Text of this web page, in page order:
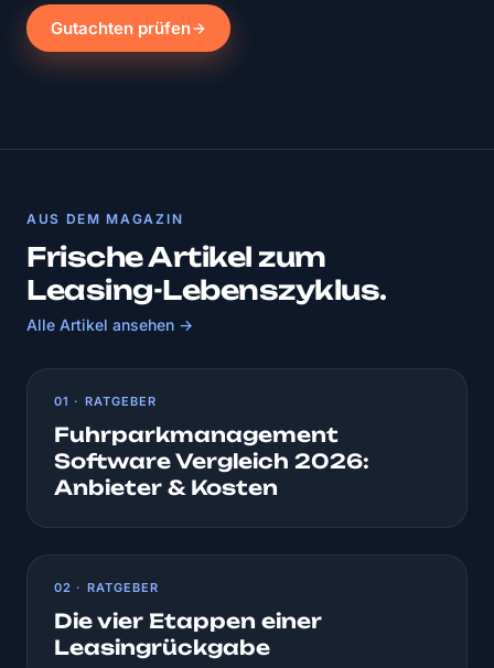
Gutachten prüfen
AUS DEM MAGAZIN
Frische Artikel zum
Leasing-Lebenszyklus.
Alle Artikel ansehen →
01 · RATGEBER
Fuhrparkmanagement
Software Vergleich 2026:
Anbieter & Kosten
02 · RATGEBER
Die vier Etappen einer
Leasingrückgabe